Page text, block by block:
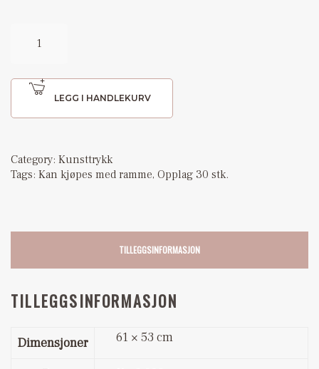
LEGG I HANDLEKURV
Category: Kunsttrykk
Tags: Kan kjøpes med ramme, Opplag 30 stk.
TILLEGGSINFORMASJON
TILLEGGSINFORMASJON
Dimensjoner 61 × 53 cm